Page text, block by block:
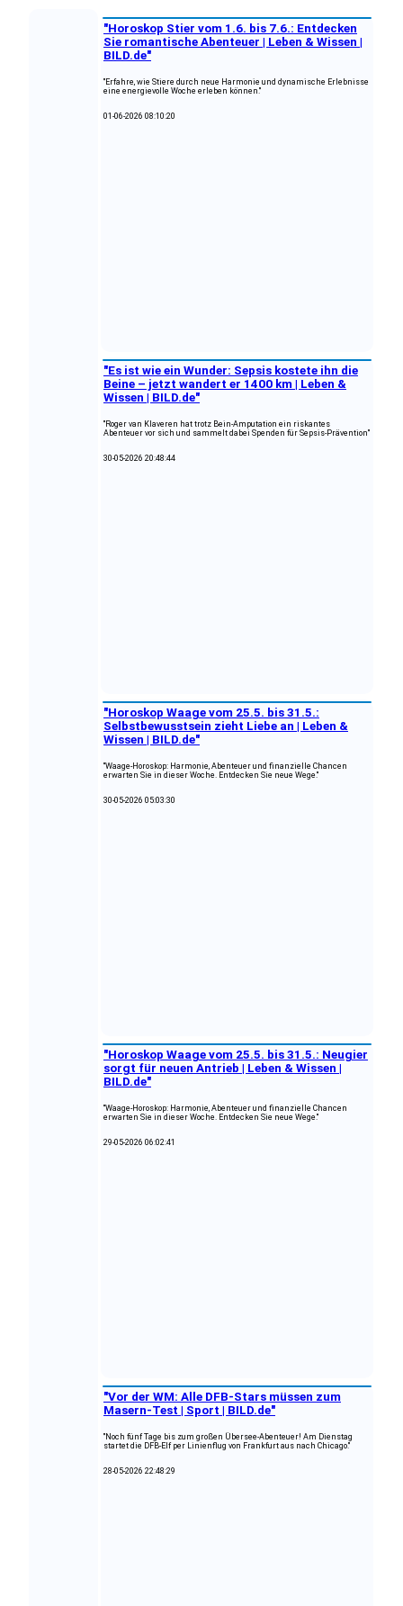
"Horoskop Stier vom 1.6. bis 7.6.: Entdecken
Sie romantische Abenteuer | Leben & Wissen |
BILD.de"
"Erfahre, wie Stiere durch neue Harmonie und dynamische Erlebnisse
eine energievolle Woche erleben können."
01-06-2026 08:10:20
"Es ist wie ein Wunder: Sepsis kostete ihn die
Beine – jetzt wandert er 1400 km | Leben &
Wissen | BILD.de"
"Roger van Klaveren hat trotz Bein-Amputation ein riskantes
Abenteuer vor sich und sammelt dabei Spenden für Sepsis-Prävention"
30-05-2026 20:48:44
"Horoskop Waage vom 25.5. bis 31.5.:
Selbstbewusstsein zieht Liebe an | Leben &
Wissen | BILD.de"
"Waage-Horoskop: Harmonie, Abenteuer und finanzielle Chancen
erwarten Sie in dieser Woche. Entdecken Sie neue Wege."
30-05-2026 05:03:30
"Horoskop Waage vom 25.5. bis 31.5.: Neugier
sorgt für neuen Antrieb | Leben & Wissen |
BILD.de"
"Waage-Horoskop: Harmonie, Abenteuer und finanzielle Chancen
erwarten Sie in dieser Woche. Entdecken Sie neue Wege."
29-05-2026 06:02:41
"Vor der WM: Alle DFB-Stars müssen zum
Masern-Test | Sport | BILD.de"
"Noch fünf Tage bis zum großen Übersee-Abenteuer! Am Dienstag
startet die DFB-Elf per Linienflug von Frankfurt aus nach Chicago."
28-05-2026 22:48:29